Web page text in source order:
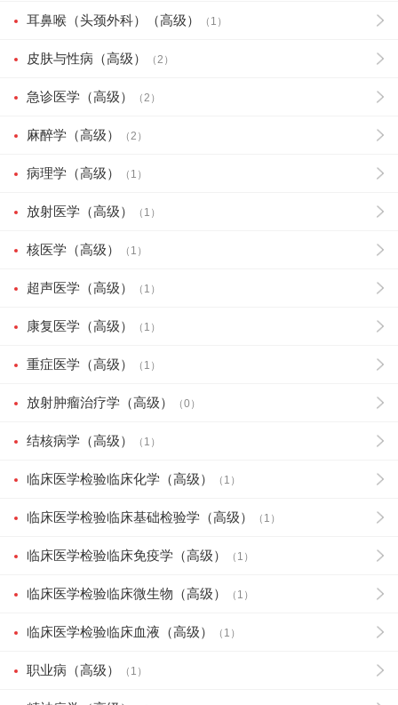
耳鼻喉（头颈外科）（高级） （1）
皮肤与性病（高级） （2）
急诊医学（高级） （2）
麻醉学（高级） （2）
病理学（高级） （1）
放射医学（高级） （1）
核医学（高级） （1）
超声医学（高级） （1）
康复医学（高级） （1）
重症医学（高级） （1）
放射肿瘤治疗学（高级） （0）
结核病学（高级） （1）
临床医学检验临床化学（高级） （1）
临床医学检验临床基础检验学（高级） （1）
临床医学检验临床免疫学（高级） （1）
临床医学检验临床微生物（高级） （1）
临床医学检验临床血液（高级） （1）
职业病（高级） （1）